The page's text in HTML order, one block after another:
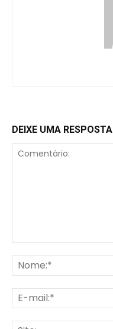
DEIXE UMA RESPOSTA